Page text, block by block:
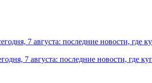
7 августа: последние новости, где
7 августа: последние новости, где